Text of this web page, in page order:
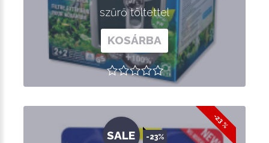
szűrő töltettel
KOSÁRBA
-23 %
SALE -23%